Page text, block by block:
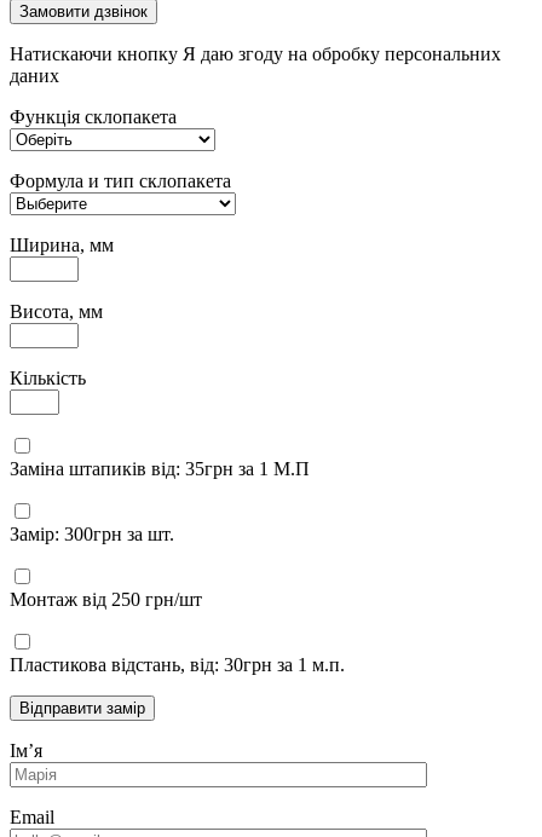
Замовити дзвінок
Натискаючи кнопку Я даю згоду на обробку персональних
даних
Функція склопакета
Формула и тип склопакета
Ширина, мм
Висота, мм
Кількість
Заміна штапиків від: 35грн за 1 М.П
Замір: 300грн за шт.
Монтаж від 250 грн/шт
Пластикова відстань, від: 30грн за 1 м.п.
Відправити замір
Імʼя
Email